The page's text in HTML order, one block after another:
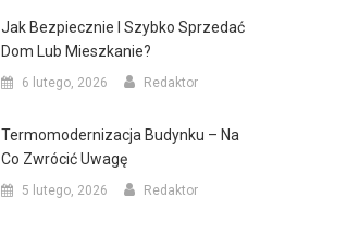
Jak Bezpiecznie I Szybko Sprzedać
Dom Lub Mieszkanie?
6 lutego, 2026 Redaktor
Termomodernizacja Budynku – Na
Co Zwrócić Uwagę
5 lutego, 2026 Redaktor